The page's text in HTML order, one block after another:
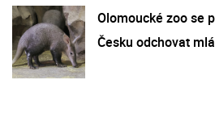
Olomoucké zoo se
Česku odchovat